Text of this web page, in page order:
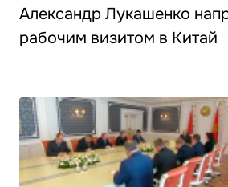
Александр Лукашенко
рабочим визитом в Китай